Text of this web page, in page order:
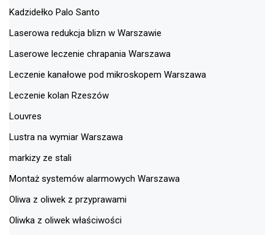
Kadzidełko Palo Santo
Laserowa redukcja blizn w Warszawie
Laserowe leczenie chrapania Warszawa
Leczenie kanałowe pod mikroskopem Warszawa
Leczenie kolan Rzeszów
Louvres
Lustra na wymiar Warszawa
markizy ze stali
Montaż systemów alarmowych Warszawa
Oliwa z oliwek z przyprawami
Oliwka z oliwek właściwości